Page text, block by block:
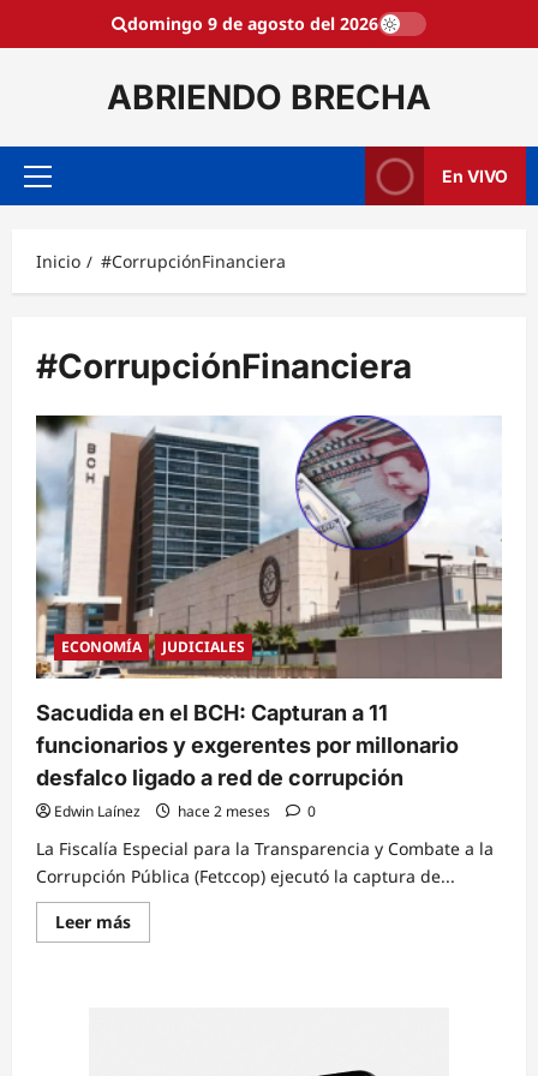
domingo 9 de agosto del 2026
ABRIENDO BRECHA
Menú
En VIVO
Inicio #CorrupciónFinanciera
#CorrupciónFinanciera
ECONOMÍA JUDICIALES
Sacudida en el BCH: Capturan a 11
funcionarios y exgerentes por millonario
desfalco ligado a red de corrupción
Edwin Laínez hace 2 meses 0
La Fiscalía Especial para la Transparencia y Combate a la
Corrupción Pública (Fetccop) ejecutó la captura de...
Leer másRead
more